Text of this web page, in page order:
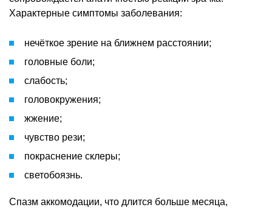
Характерные симптомы заболевания:
нечёткое зрение на ближнем расстоянии;
головные боли;
слабость;
головокружения;
жжение;
чувство рези;
покраснение склеры;
светобоязнь.
Спазм аккомодации, что длится больше месяца,